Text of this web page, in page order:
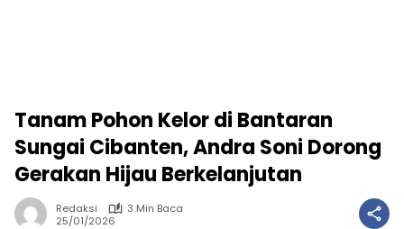
Tanam Pohon Kelor di Bantaran
Sungai Cibanten, Andra Soni Dorong
Gerakan Hijau Berkelanjutan
Redaksi
3 Min Baca
25/01/2026